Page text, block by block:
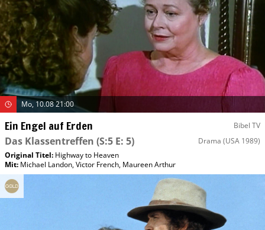
Mo, 10.08 21:00
Ein Engel auf Erden Bibel TV
Das Klassentreffen (S:5 E: 5) Drama (USA 1989)
Original Titel: Highway to Heaven
Mit: Michael Landon,Victor French, Maureen Arthur